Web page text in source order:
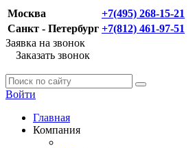
Москва
+7(495) 268-15-21
Санкт - Петербург +7(812) 461-97-51
Заявка на звонок
Заказать звонок
Войти
Главная
Компания